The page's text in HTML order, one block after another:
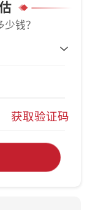
钱？
获取验证码